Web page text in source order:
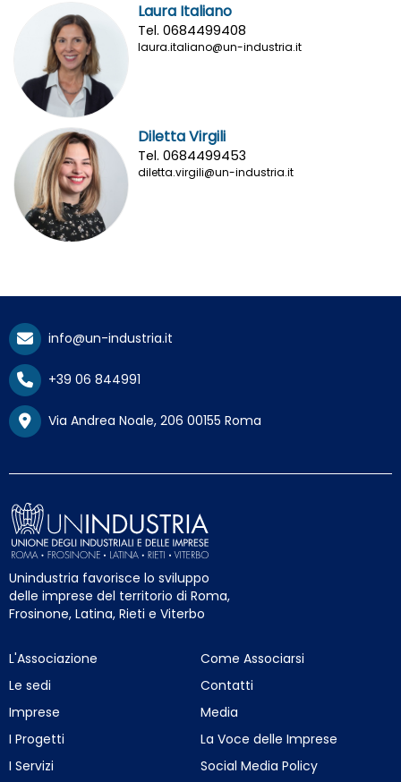
Laura Italiano
Tel. 0684499408
laura.italiano@un-industria.it
Diletta Virgili
Tel. 0684499453
diletta.virgili@un-industria.it
info@un-industria.it
+39 06 844991
Via Andrea Noale, 206 00155 Roma
Unindustria favorisce lo sviluppo
delle imprese del territorio di Roma,
Frosinone, Latina, Rieti e Viterbo
L'Associazione
Le sedi
Imprese
I Progetti
I Servizi
Come Associarsi
Contatti
Media
La Voce delle Imprese
Social Media Policy